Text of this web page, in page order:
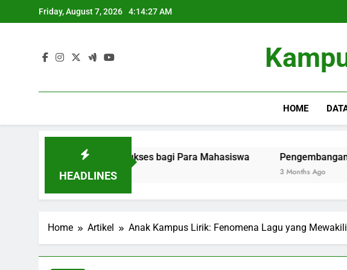
to
Friday, August 7, 2026 4:14:28 AM
HOME
HEADLINES
Strategi Sukses bagi Para Mahasiswa Pengembangan Pusat
Home Artikel Anak Kampus Lirik: Fenomena Lagu yang